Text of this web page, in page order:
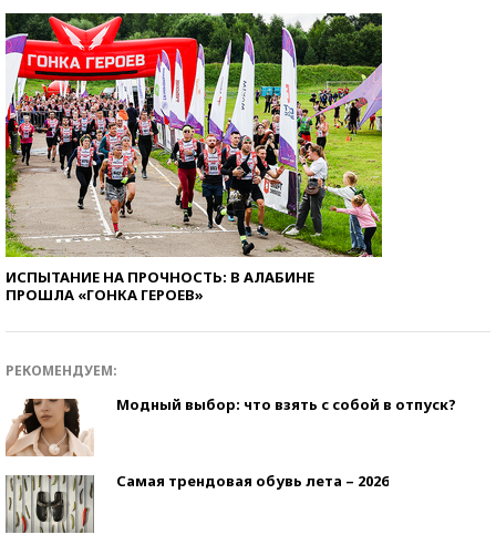
ИСПЫТАНИЕ НА ПРОЧНОСТЬ: В АЛАБИНЕ
ПРОШЛА «ГОНКА ГЕРОЕВ»
РЕКОМЕНДУЕМ:
Модный выбор: что взять с собой в отпуск?
Самая трендовая обувь лета – 2026